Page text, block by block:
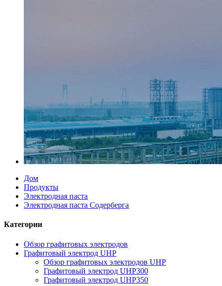
Дом
Продукты
Электродная паста
Электродная паста Содерберга
Категории
Обзор графитовых электродов
Графитовый электрод UHP
Обзор графитовых электродов UHP
Графитовый электрод UHP300
Графитовый электрод UHP350